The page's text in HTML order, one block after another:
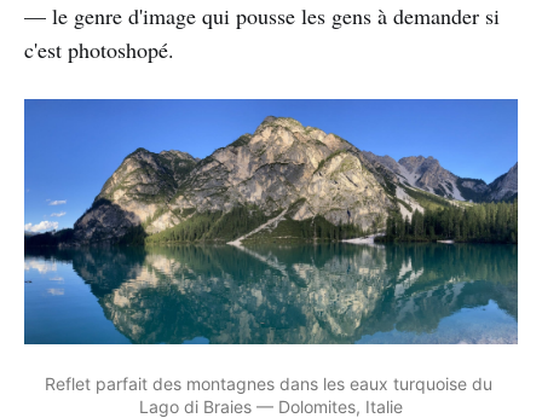
— le genre d'image qui pousse les gens à demander si
c'est photoshopé.
Reflet parfait des montagnes dans les eaux turquoise du
Lago di Braies — Dolomites, Italie